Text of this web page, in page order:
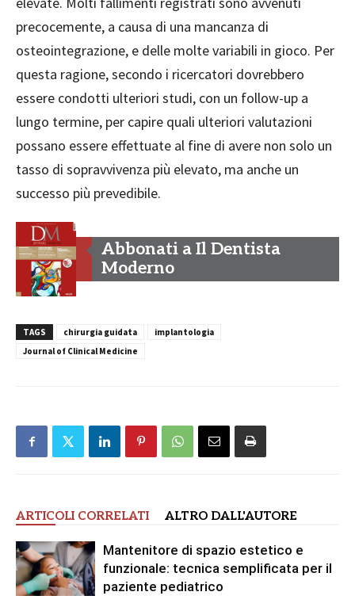
precocemente, a causa di una mancanza di
osteointegrazione, e delle molte variabili in gioco. Per
questa ragione, secondo i ricercatori dovrebbero
essere condotti ulteriori studi, con un follow-up a
lungo termine, per capire quali ulteriori valutazioni
possano essere effettuate al fine di avere non solo un
tasso di sopravvivenza più elevato, ma anche un
successo più prevedibile.
Abbonati a Il Dentista
Moderno
TAGS chirurgia guidata
implantologia
Journal of Clinical Medicine
ARTICOLI CORRELATI ALTRO DALL'AUTORE
Mantenitore di spazio estetico e
funzionale: tecnica semplificata per il
paziente pediatrico